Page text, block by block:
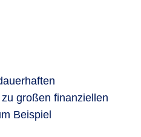
großen finanziellen
Beispiel